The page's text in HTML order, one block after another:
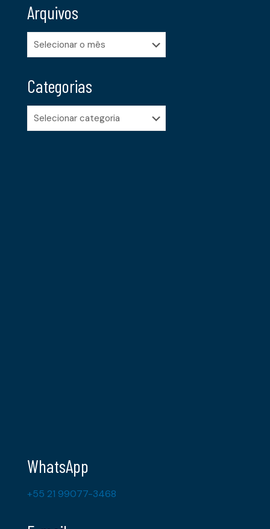
Arquivos
Arquivos
Categorias
Categorias
WhatsApp
+55 21 99077-3468